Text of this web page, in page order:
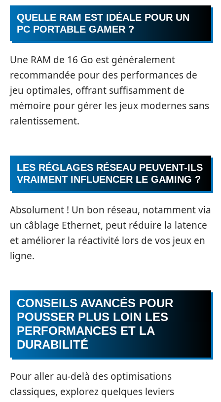
QUELLE RAM EST IDÉALE POUR UN
PC PORTABLE GAMER ?
Une RAM de 16 Go est généralement
recommandée pour des performances de
jeu optimales, offrant suffisamment de
mémoire pour gérer les jeux modernes sans
ralentissement.
LES RÉGLAGES RÉSEAU PEUVENT-ILS
VRAIMENT INFLUENCER LE GAMING ?
Absolument ! Un bon réseau, notamment via
un câblage Ethernet, peut réduire la latence
et améliorer la réactivité lors de vos jeux en
ligne.
CONSEILS AVANCÉS POUR
POUSSER PLUS LOIN LES
PERFORMANCES ET LA
DURABILITÉ
Pour aller au‑delà des optimisations
classiques, explorez quelques leviers